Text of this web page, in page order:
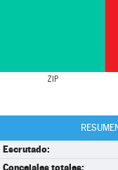
ZIP
Escrutado:
Concejales totales: